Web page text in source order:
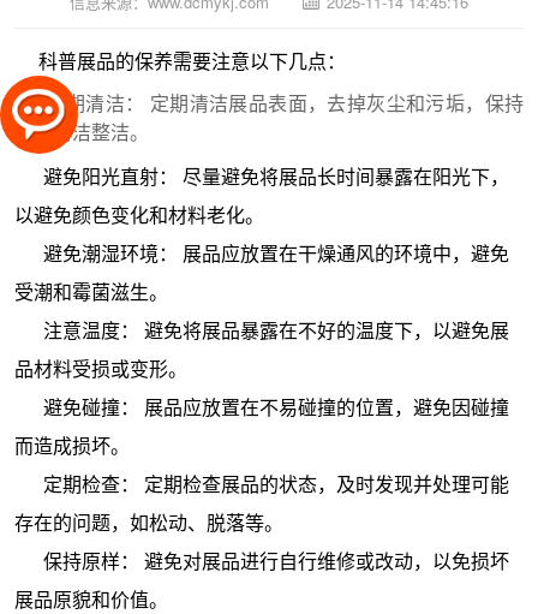
科普展品的保养需要注意以下几点：
定期清洁： 定期清洁展品表面，去掉灰尘和污垢，保持
展品清洁整洁。
避免阳光直射： 尽量避免将展品长时间暴露在阳光下，
以避免颜色变化和材料老化。
避免潮湿环境： 展品应放置在干燥通风的环境中，避免
受潮和霉菌滋生。
注意温度： 避免将展品暴露在不好的温度下，以避免展
品材料受损或变形。
避免碰撞： 展品应放置在不易碰撞的位置，避免因碰撞
而造成损坏。
定期检查： 定期检查展品的状态，及时发现并处理可能
存在的问题，如松动、脱落等。
保持原样： 避免对展品进行自行维修或改动，以免损坏
展品原貌和价值。